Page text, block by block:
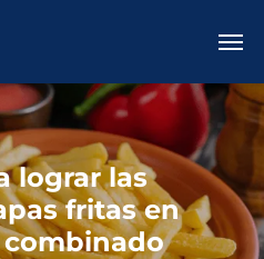
lograr las
fritas en